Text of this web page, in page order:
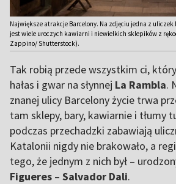
Największe atrakcje Barcelony. Na zdjęciu jedna z
jest wiele uroczych kawiarni i niewielkich sklepików z
Zappino/ Shutterstock).
Tak robią przede wszystkim ci,
hałas i gwar na słynnej La Rambla.
znanej ulicy Barcelony życie trwa
tam sklepy, bary, kawiarnie i tłumy
podczas przechadzki zabawiają
Katalonii nigdy nie brakowało, a
tego, że jednym z nich był –
Figueres – Salvador Dali.